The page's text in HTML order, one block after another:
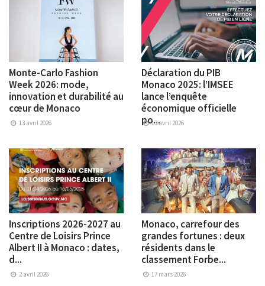
Monte-Carlo Fashion
Week 2026: mode,
innovation et durabilité au
cœur de Monaco
13 avril 2026
Déclaration du PIB
Monaco 2025: l’IMSEE
lance l’enquête
économique officielle
po...13 avril 2026
Inscriptions 2026-2027 au
Centre de Loisirs Prince
Albert II à Monaco : dates,
d...
2 avril 2026
Monaco, carrefour des
grandes fortunes : deux
résidents dans le
classement Forbe...
17 mars 2026